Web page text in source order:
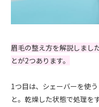
眉毛の整え方を解説しまし
とが2つあります。
1つ目は、シェーバーを使
と。乾燥した状態で処理を